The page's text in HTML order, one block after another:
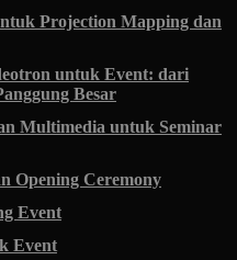
Projection Mapping dan
untuk Event: dari
Besar
Multimedia untuk Seminar
Opening Ceremony
Event
Event